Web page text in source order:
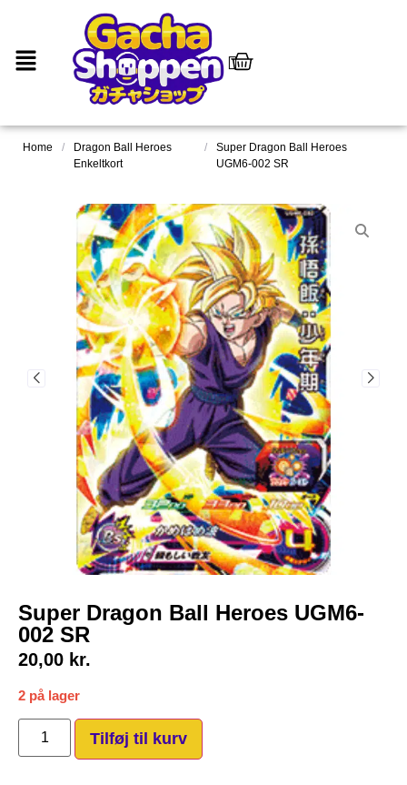
Home /
Dragon Ball Heroes
Enkeltkort
/
Super Dragon Ball Heroes
UGM6-002 SR
Super Dragon Ball Heroes UGM6-
002 SR
20,00 kr.
2 på lager
Tilføj til kurv